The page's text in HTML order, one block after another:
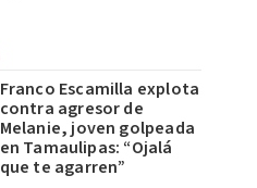
Franco Escamilla explota
contra agresor de
Melanie, joven golpeada
en Tamaulipas: “Ojalá
que te agarren”